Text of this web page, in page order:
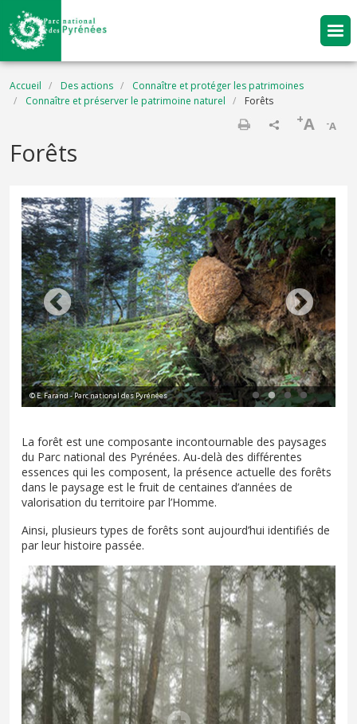
Aller au contenu principal
Fil d'Ariane
Accueil Des actions
Connaître et protéger les patrimoines
Connaître et préserver le patrimoine naturel
Forêts
-A
+A
Forêts
© E. Farand - Parc national des Pyrénées
La forêt est une composante incontournable des paysages
du Parc national des Pyrénées. Au-delà des différentes
essences qui les composent, la présence actuelle des forêts
dans le paysage est le fruit de centaines d’années de
valorisation du territoire par l’Homme.
Ainsi, plusieurs types de forêts sont aujourd’hui identifiés de
par leur histoire passée.